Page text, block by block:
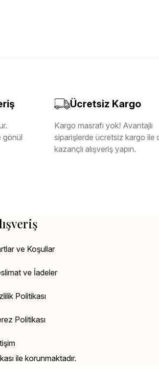
gönül
Ücretsiz Kargo
Kargo masrafı yok! Avantajlı
siparişlerde ücretsiz kargo ile
kazançlı alışveriş yapın.
ve Koşullar
ve İadeler
Politikası
Politikası
ile korunmaktadır.